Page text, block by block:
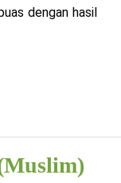
dengan hasil